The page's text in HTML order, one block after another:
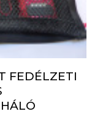
FEDÉLZETI